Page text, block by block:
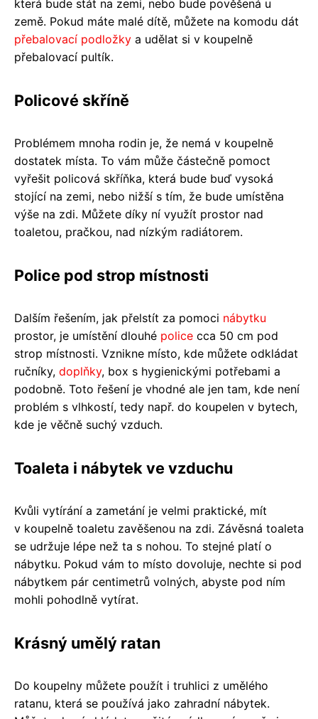
která bude stát na zemi, nebo bude pověšená u
země. Pokud máte malé dítě, můžete na komodu dát
přebalovací podložky a udělat si v koupelně
přebalovací pultík.
Policové skříně
Problémem mnoha rodin je, že nemá v koupelně
dostatek místa. To vám může částečně pomoct
vyřešit policová skříňka, která bude buď vysoká
stojící na zemi, nebo nižší s tím, že bude umístěna
výše na zdi. Můžete díky ní využít prostor nad
toaletou, pračkou, nad nízkým radiátorem.
Police pod strop místnosti
Dalším řešením, jak přelstít za pomoci nábytku
prostor, je umístění dlouhé police cca 50 cm pod
strop místnosti. Vznikne místo, kde můžete odkládat
ručníky, doplňky, box s hygienickými potřebami a
podobně. Toto řešení je vhodné ale jen tam, kde není
problém s vlhkostí, tedy např. do koupelen v bytech,
kde je věčně suchý vzduch.
Toaleta i nábytek ve vzduchu
Kvůli vytírání a zametání je velmi praktické, mít
v koupelně toaletu zavěšenou na zdi. Závěsná toaleta
se udržuje lépe než ta s nohou. To stejné platí o
nábytku. Pokud vám to místo dovoluje, nechte si pod
nábytkem pár centimetrů volných, abyste pod ním
mohli pohodlně vytírat.
Krásný umělý ratan
Do koupelny můžete použít i truhlici z umělého
ratanu, která se používá jako zahradní nábytek.